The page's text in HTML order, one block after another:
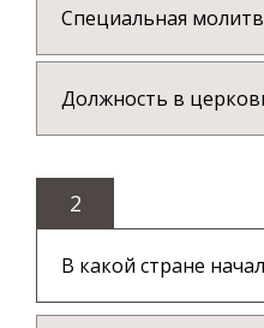
Специальная
Должность в
2
В какой стране